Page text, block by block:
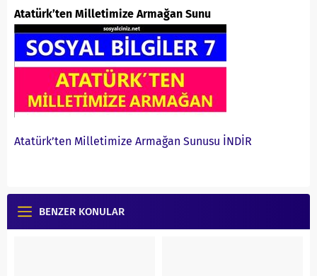
Atatürk’ten Milletimize Armağan Sunu
Atatürk’ten Milletimize Armağan Sunusu İNDİR
BENZER KONULAR